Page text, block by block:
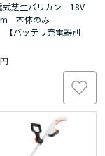
芝生バリカン 18V
本体のみ
バッテリ充電器別